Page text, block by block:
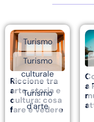
Turismo
Turismo
culturale
Turismo
d'arte
Riccione tra
arte, storia e
cultura: cosa
fare e vedere
a